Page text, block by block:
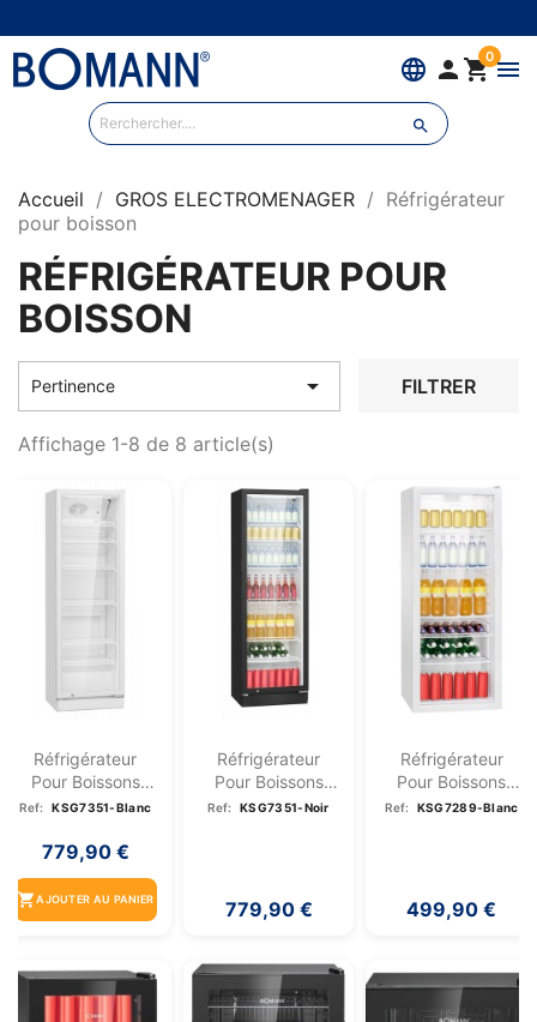
language  0menu

Accueil GROS ELECTROMENAGER
Réfrigérateur
pour boisson
RÉFRIGÉRATEUR POUR
BOISSON
Pertinence  FILTRER
Affichage 1-8 de 8 article(s)
Réfrigérateur
Pour Boissons
347L Blanc
Ref: KSG7351-Blanc
779,90 €
shopping_cartAJOUTER AU PANIER
Réfrigérateur
Pour Boissons
347L Noir
Ref: KSG7351-Noir
779,90 €
Réfrigérateur
Pour Boissons
244L Blanc
Ref: KSG7289-Blanc
499,90 €